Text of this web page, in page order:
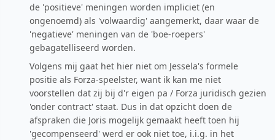
de 'positieve' meningen worden impliciet (en
ongenoemd) als 'volwaardig' aangemerkt, daar waar de
'negatieve' meningen van de 'boe-roepers'
gebagatelliseerd worden.
Volgens mij gaat het hier niet om Jessela's formele
positie als Forza-speelster, want ik kan me niet
voorstellen dat zij bij d'r eigen pa / Forza juridisch gezien
'onder contract' staat. Dus in dat opzicht doen de
afspraken die Joris mogelijk gemaakt heeft toen hij
'gecompenseerd' werd er ook niet toe, i.i.g. in het